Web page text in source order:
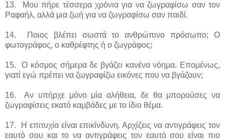
13. Μου πήρε τέσσερα χρόνια για να ζωγραφίσω σαν τον
Ραφαήλ, αλλά μια ζωή για να ζωγραφίσω σαν παιδί.
14. Ποιος βλέπει σωστά το ανθρώπινο πρόσωπο; Ο
φωτογράφος, ο καθρέφτης ή ο ζωγράφος;
15. Ο κόσμος σήμερα δε βγάζει κανένα νόημα. Επομένως,
γιατί εγώ πρέπει να ζωγραφίζω εικόνες που να βγάζουν;
16. Αν υπήρχε μόνο μία αλήθεια, δε θα μπορούσες να
ζωγραφίσεις εκατό καμβάδες με το ίδιο θέμα.
17. Η επιτυχία είναι επικίνδυνη. Αρχίζεις να αντιγράφεις τον
εαυτό σου και το να αντιγράφεις τον εαυτό σου είναι πιο